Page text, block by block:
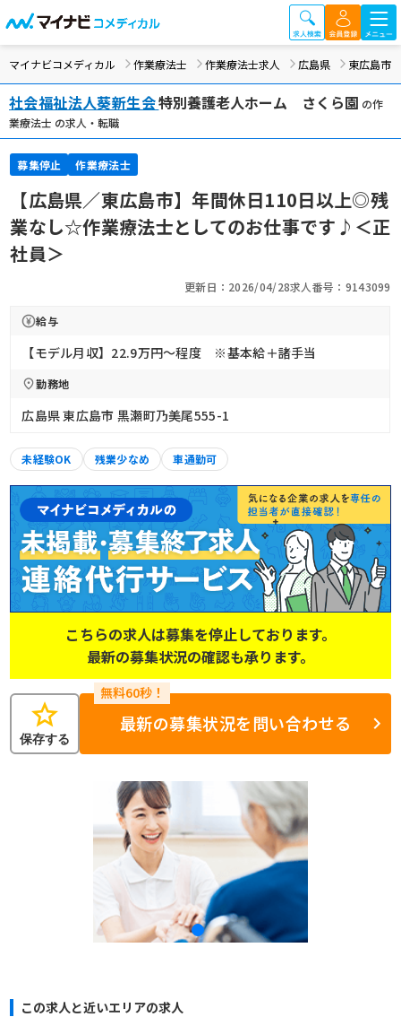
マイナビコメディカル 作業療法士 作業療法士求人 広島県 東広島市
社会福祉法人葵新生会特別養護老人ホーム さくら園 の作
業療法士 の求人・転職
募集停止 作業療法士
【広島県／東広島市】年間休日110日以上◎残
業なし☆作業療法士としてのお仕事です♪＜正
社員＞
更新日：2026/04/28求人番号：9143099
給与
【モデル月収】22.9万円〜程度 ※基本給＋諸手当
勤務地
広島県 東広島市 黒瀬町乃美尾555-1
未経験OK 残業少なめ 車通勤可
こちらの求人は募集を停止しております。
最新の募集状況の確認も承ります。
star
保存する
最新の募集状況を問い合わせる
この求人と近いエリアの求人